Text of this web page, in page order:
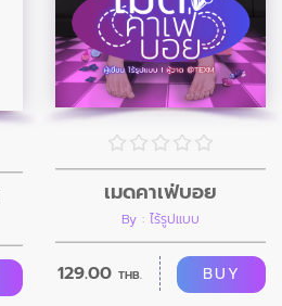
เมดคาเฟ่บอย
By : ไร้รูปแบบ
129.00 THB. BUY